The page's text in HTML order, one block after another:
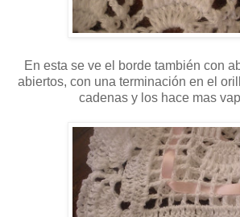
En esta se ve el borde también con
abiertos, con una terminación en el
cadenas y los hace mas